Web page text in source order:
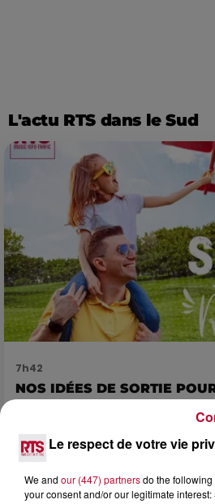
L'actu RTS dans le Sud
7h42
NOS IDÉES DE SORTIE
Comme tous les vendredis, voici
rendez-vous à ne pas manquer
envie de voyager à l'autre bout du
Le respect de votre vie
We and our (447) partnersdo the
your consent and/or our legitimate